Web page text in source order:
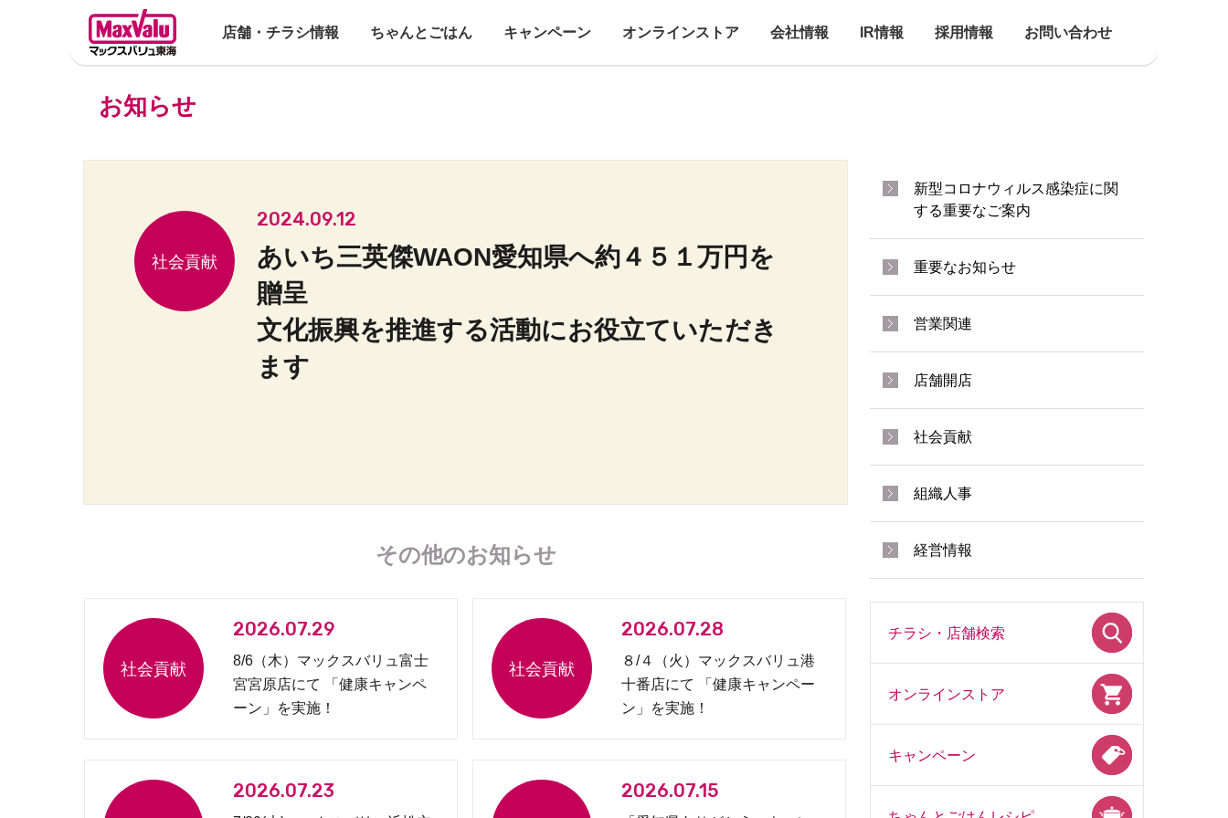
店舗・チラシ情報 ちゃんとごはん キャンペーン オンラインストア 会社情報 IR情報 採用情報 お問い合わせ
お知らせ
2024.09.12
あいち三英傑WAON愛知県へ約４５１万円を
贈呈
文化振興を推進する活動にお役立ていただき
ます
その他のお知らせ
2026.07.29
8/6（木）マックスバリュ富士
宮宮原店にて 「健康キャンペ
ーン」を実施！
2026.07.28
８/４（火）マックスバリュ港
十番店にて 「健康キャンペー
ン」を実施！
2026.07.23 2026.07.15
新型コロナウィルス感染症に関
する重要なご案内
重要なお知らせ
営業関連
店舗開店
社会貢献
組織人事
経営情報
チラシ・店舗検索
オンラインストア
キャンペーン